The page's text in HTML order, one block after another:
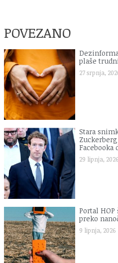
POVEZANO
plaše
27 srpnja,
Stara
Facebooka
29 lipnja, 2026
Portal
preko
9 lipnja, 2026